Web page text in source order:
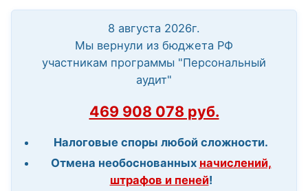
8 августа 2026г.
Мы вернули из бюджета РФ
участникам программы "Персональный
аудит"
469 908 078 руб.
Налоговые споры любой сложности.
Отмена необоснованных начислений,
штрафов и пеней!